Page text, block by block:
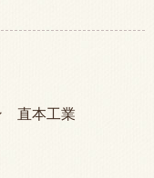
直本工業